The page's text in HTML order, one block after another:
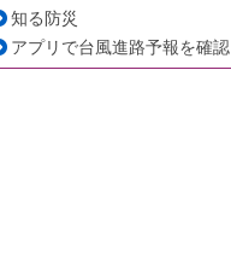
知る防災
アプリで台風進路予報を確認